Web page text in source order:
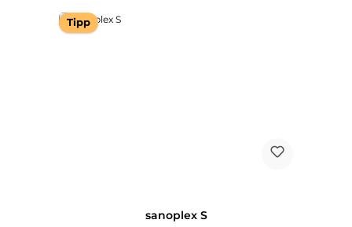
Tipp
sanoplex S